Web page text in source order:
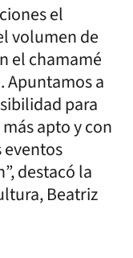
el
volumen de
el chamamé
Apuntamos a
para
apto y con
destacó la
Beatriz